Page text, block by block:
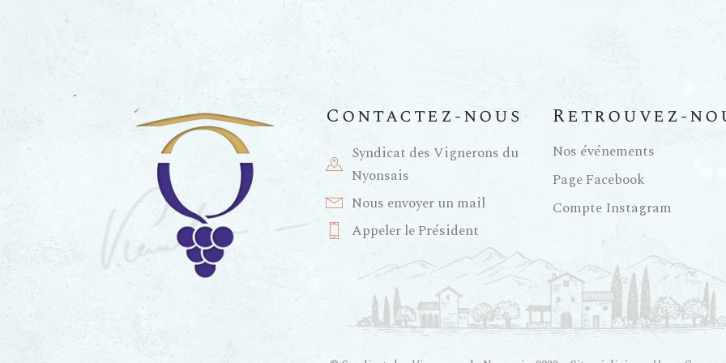
Contactez-nous
Syndicat des Vignerons du
Nyonsais
Nous envoyer un mail
Appeler le Président
Retrouvez-
Nos événements
Page Facebook
Compte Instagram